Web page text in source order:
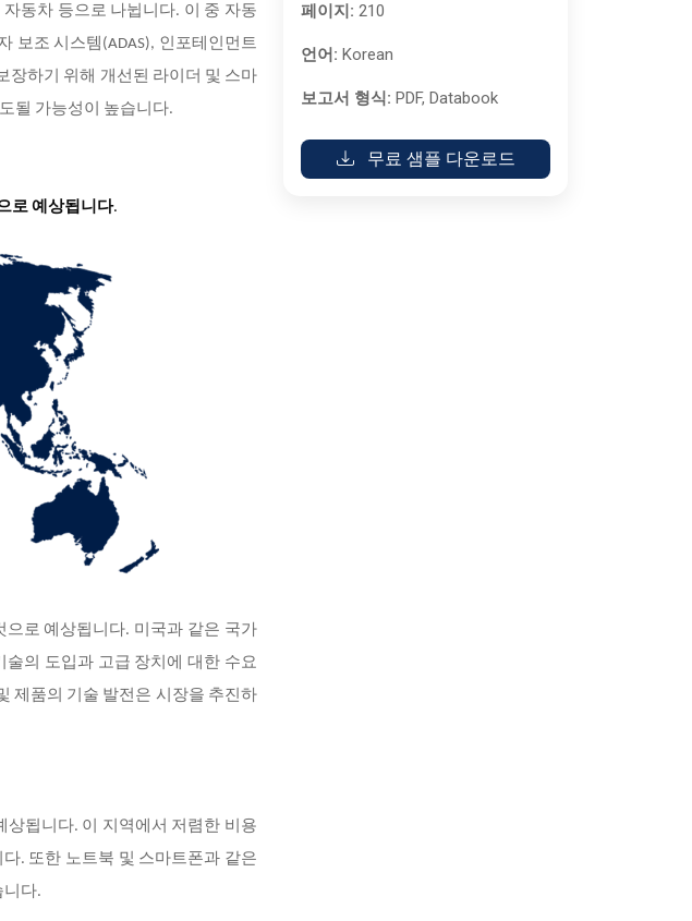
동차 등으로 나뉩니다. 이 중 자동
보조 시스템(ADAS), 인포테인먼트
장하기 위해 개선된 라이더 및 스마
될 가능성이 높습니다.
로 예상됩니다.
로 예상됩니다. 미국과 같은 국가
의 도입과 고급 장치에 대한 수요
제품의 기술 발전은 시장을 추진하
상됩니다. 이 지역에서 저렴한 비용
. 또한 노트북 및 스마트폰과 같은
니다.
페이지: 210
언어: Korean
보고서 형식: PDF, Databook
무료 샘플 다운로드